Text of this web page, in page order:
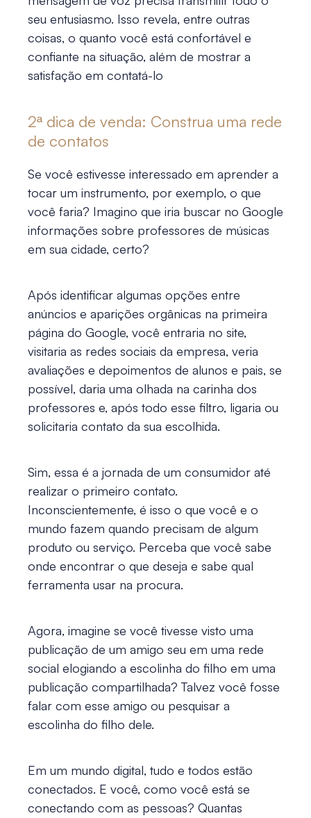
seu entusiasmo. Isso revela, entre outras
coisas, o quanto você está confortável e
confiante na situação, além de mostrar a
satisfação em contatá-lo
2ª dica de venda: Construa uma rede
de contatos
Se você estivesse interessado em aprender a
tocar um instrumento, por exemplo, o que
você faria? Imagino que iria buscar no Google
informações sobre professores de músicas
em sua cidade, certo?
Após identificar algumas opções entre
anúncios e aparições orgânicas na primeira
página do Google, você entraria no site,
visitaria as redes sociais da empresa, veria
avaliações e depoimentos de alunos e pais, se
possível, daria uma olhada na carinha dos
professores e, após todo esse filtro, ligaria ou
solicitaria contato da sua escolhida.
Sim, essa é a jornada de um consumidor até
realizar o primeiro contato.
Inconscientemente, é isso o que você e o
mundo fazem quando precisam de algum
produto ou serviço. Perceba que você sabe
onde encontrar o que deseja e sabe qual
ferramenta usar na procura.
Agora, imagine se você tivesse visto uma
publicação de um amigo seu em uma rede
social elogiando a escolinha do filho em uma
publicação compartilhada? Talvez você fosse
falar com esse amigo ou pesquisar a
escolinha do filho dele.
Em um mundo digital, tudo e todos estão
conectados. E você, como você está se
conectando com as pessoas? Quantas